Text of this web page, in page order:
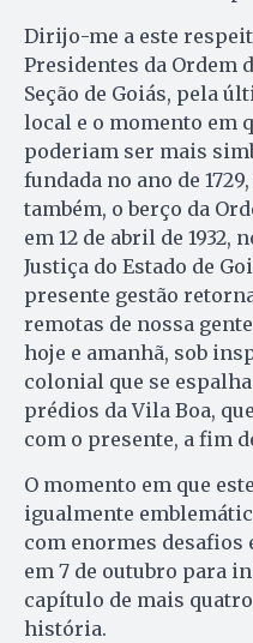
Dirijo-me a este
Presidentes da Ordem
Seção de Goiás, pela
local e o momento em
poderiam ser mais
fundada no ano de
também, o berço da
em 12 de abril de
Justiça do Estado de
presente gestão
remotas de nossa
hoje e amanhã, sob
colonial que se
prédios da Vila Boa,
com o presente, a fim
O momento em que
igualmente
com enormes desafios
em 7 de outubro para
capítulo de mais
história.